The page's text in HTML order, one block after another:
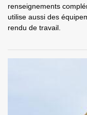
renseignements
utilise aussi des
rendu de travail.